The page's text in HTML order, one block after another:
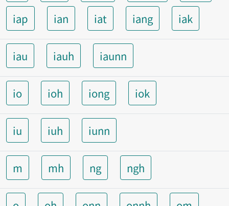
iap
ian iat iang iak
iau iauh iaunn
io ioh iong iok
iu iuh iunn
m mh ng ngh